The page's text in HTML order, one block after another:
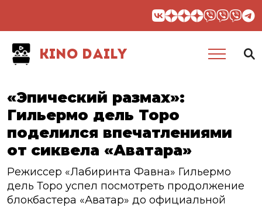
KINO DAILY
«Эпический размах»:
Гильермо дель Торо
поделился впечатлениями
от сиквела «Аватара»
Режиссер «Лабиринта Фавна» Гильермо
дель Торо успел посмотреть продолжение
блокбастера «Аватар» до официальной